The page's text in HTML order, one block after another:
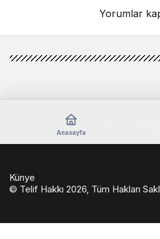
Yorumlar
Anasayfa
Künye
© Telif Hakkı 2026, Tüm Hakları
giriş
casinoport
verabet